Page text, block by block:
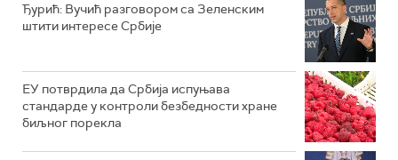
Ђурић: Вучић разговором са Зеленским
штити интересе Србије
ЕУ потврдила да Србија испуњава
стандарде у контроли безбедности хране
биљног порекла